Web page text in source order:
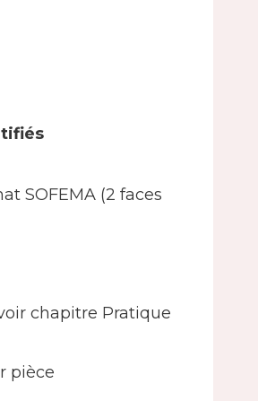
SOFEMA (2 faces
chapitre Pratique
pièce